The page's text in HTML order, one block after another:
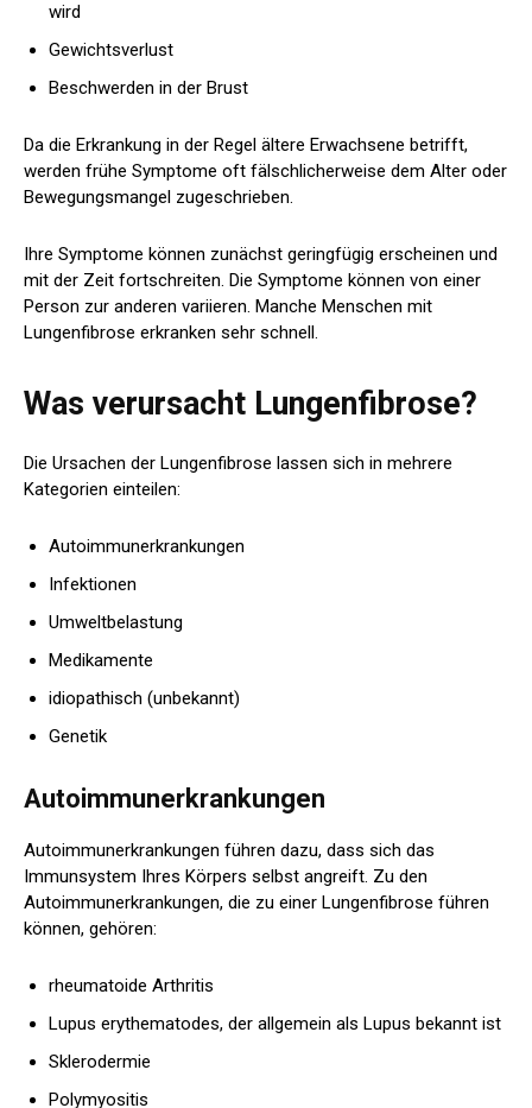
wird
Gewichtsverlust
Beschwerden in der Brust
Da die Erkrankung in der Regel ältere Erwachsene betrifft,
werden frühe Symptome oft fälschlicherweise dem Alter oder
Bewegungsmangel zugeschrieben.
Ihre Symptome können zunächst geringfügig erscheinen und
mit der Zeit fortschreiten. Die Symptome können von einer
Person zur anderen variieren. Manche Menschen mit
Lungenfibrose erkranken sehr schnell.
Was verursacht Lungenfibrose?
Die Ursachen der Lungenfibrose lassen sich in mehrere
Kategorien einteilen:
Autoimmunerkrankungen
Infektionen
Umweltbelastung
Medikamente
idiopathisch (unbekannt)
Genetik
Autoimmunerkrankungen
Autoimmunerkrankungen führen dazu, dass sich das
Immunsystem Ihres Körpers selbst angreift. Zu den
Autoimmunerkrankungen, die zu einer Lungenfibrose führen
können, gehören:
rheumatoide Arthritis
Lupus erythematodes, der allgemein als Lupus bekannt ist
Sklerodermie
Polymyositis